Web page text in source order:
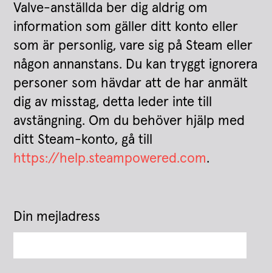
Valve-anställda ber dig aldrig om
information som gäller ditt konto eller
som är personlig, vare sig på Steam eller
någon annanstans. Du kan tryggt ignorera
personer som hävdar att de har anmält
dig av misstag, detta leder inte till
avstängning. Om du behöver hjälp med
ditt Steam-konto, gå till
https://help.steampowered.com.
Din mejladress